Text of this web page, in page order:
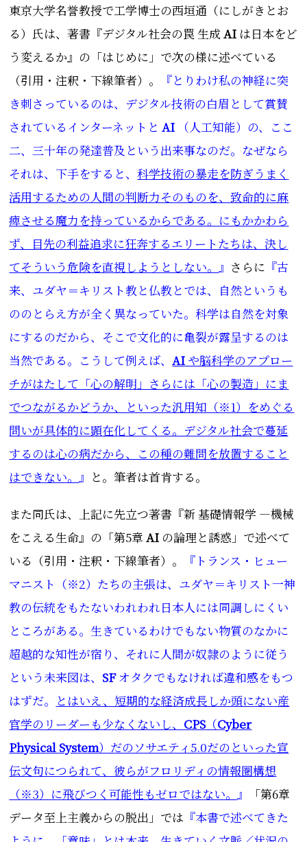
東京大学名誉教授で工学博士の西垣通（にしがきとお
る）氏は、著書『デジタル社会の罠 生成AI は日本をど
う変えるか 』の「はじめに」で次の様に述べている
（引用・注釈・下線筆者） 。
『とりわけ私の神経に突
き刺さっているのは、デジタル技術の白眉として賞賛
されているインターネットとAI （人工知能）の、ここ
二、三十年の発達普及という出来事なのだ。なぜなら
それは、下手をすると、科学技術の暴走を防ぎうまく
活用するための人間の判断力そのものを、致命的に麻
痺させる魔力を持っているからである。にもかかわら
ず、目先の利益追求に狂奔するエリートたちは、決し
てそういう危険を直視しようとしない。 』 さらに 『古
来、ユダヤ＝キリスト教と仏教とでは、自然というも
ののとらえ方が全く異なっていた。科学は自然を対象
にするのだから、そこで文化的に亀裂が露呈するのは
当然である。こうして例えば、AI や脳科学のアプロー
チがはたして「心の解明」さらには「心の製造」にま
でつながるかどうか、といった汎用知（※1）をめぐる
問いが具体的に顕在化してくる。デジタル社会で蔓延
するのは心の病だから、この種の難問を放置すること
はできない。 』 と。筆者は首肯する。
また同氏は、上記に先立つ著書『新 基礎情報学 ―機械
をこえる生命』の「第5章AI の論理と誘惑」で述べて
いる （引用・注釈・下線筆者） 。
『トランス・ヒュー
マニスト（※2）たちの主張は、ユダヤ＝キリスト一神
教の伝統をもたないわれわれ日本人には同調しにくい
ところがある。生きているわけでもない物質のなかに
超越的な知性が宿り、それに人間が奴隷のように従う
という未来図は、 SFオタクでもなければ違和感をもつ
はずだ。 とはいえ、短期的な経済成長しか頭にない産
官学のリーダーも少なくないし、 CPS（Cyber
Physical System）だのソサエティ5.0だのといった宣
伝文句につられて、彼らがフロリディの情報圏構想
（※3）に飛びつく可能性もゼロではない。 』
「第6章
データ至上主義からの脱出」では 『本書で述べてきた